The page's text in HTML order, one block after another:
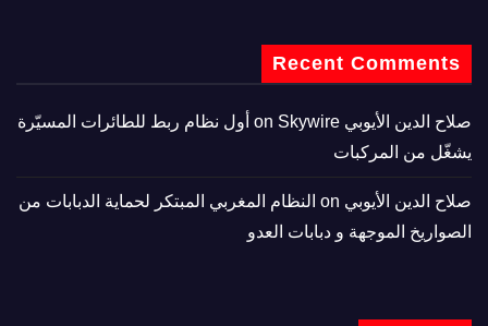
Recent Comments
صلاح الدين الأيوبي
Skywire أول نظام ربط للطائرات المسيّرة
يشغّل من المركبات
صلاح الدين الأيوبي
النظام المغربي المبتكر لحماية الدبابات من
الصواريخ الموجهة و دبابات العدو